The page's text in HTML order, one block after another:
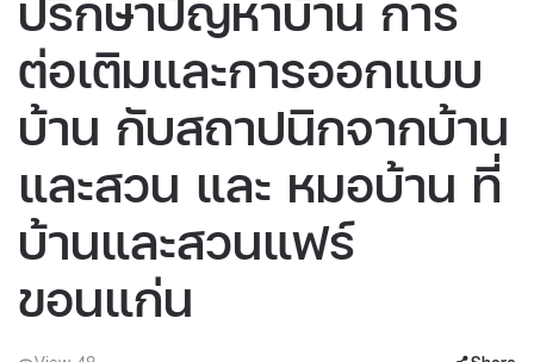
ต่อเติมและการออกแบบ
บ้าน กับสถาปนิกจากบ้าน
และสวน และ หมอบ้าน ที่
บ้านและสวนแฟร์
ขอนแก่น